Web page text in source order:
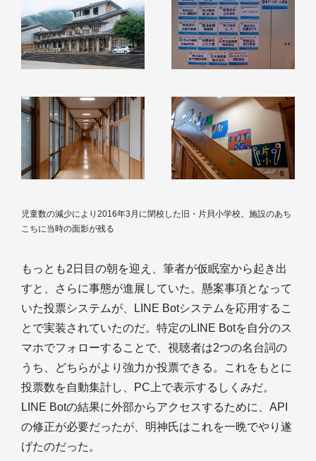
児童数の減少により2016年3月に閉校した旧・片貝小学校。施設のあち
こちに当時の面影が残る
もっとも2日目の朝を迎え、筆者が仮眠室から起き出
すと、さらに事態が進展していた。懸案事項となって
いた投票システムが、LINE Botシステムを応用するこ
とで実装されていたのだ。特定のLINE Botを自分のス
マホでフォローすることで、視聴者は2つの名台詞の
うち、どちらがより強力か投票できる。これをもとに
投票数を自動集計し、PC上で表示するしくみだ。
LINE Botの結果に外部からアクセスするために、API
の修正が必要だったが、明神氏はこれを一晩でやり遂
げたのだった。